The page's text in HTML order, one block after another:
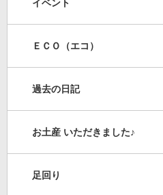
イベント
ＥＣＯ（エコ）
過去の日記
お土産 いただきました♪
足回り